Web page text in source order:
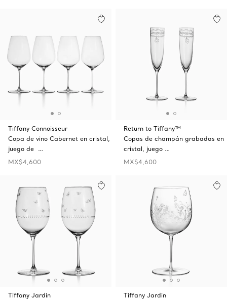
Tiffany Connoisseur
Copa de vino Cabernet en cristal,
juego de …
MX$4,600
Return to Tiffany™
Copas de champán grabadas en
cristal, juego …
MX$4,600
Tiffany Jardin
Tiffany Jardin